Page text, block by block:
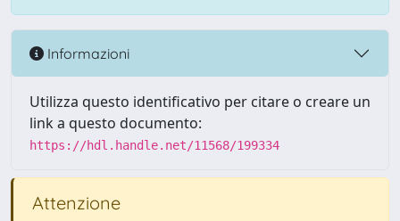
Informazioni
Utilizza questo identificativo per citare o creare un
link a questo documento:
https://hdl.handle.net/11568/199334
Attenzione